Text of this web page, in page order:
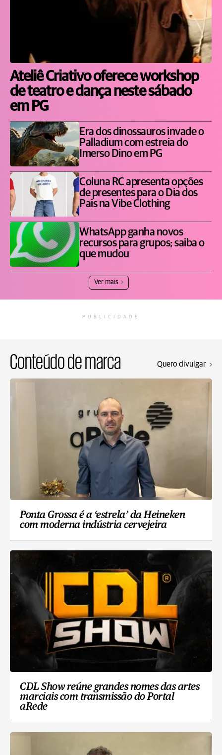
Ateliê Criativo oferece workshop
de teatro e dança neste sábado
em PG
Era dos dinossauros invade o
Palladium com estreia do
Imerso Dino em PG
Coluna RC apresenta opções
de presentes para o Dia dos
Pais na Vibe Clothing
WhatsApp ganha novos
recursos para grupos; saiba o
que mudou
Ver mais
PUBLICIDADE
Conteúdo de marca Quero divulgar
Ponta Grossa é a ‘estrela’ da Heineken
com moderna indústria cervejeira
CDL Show reúne grandes nomes das artes
marciais com transmissão do Portal
aRede